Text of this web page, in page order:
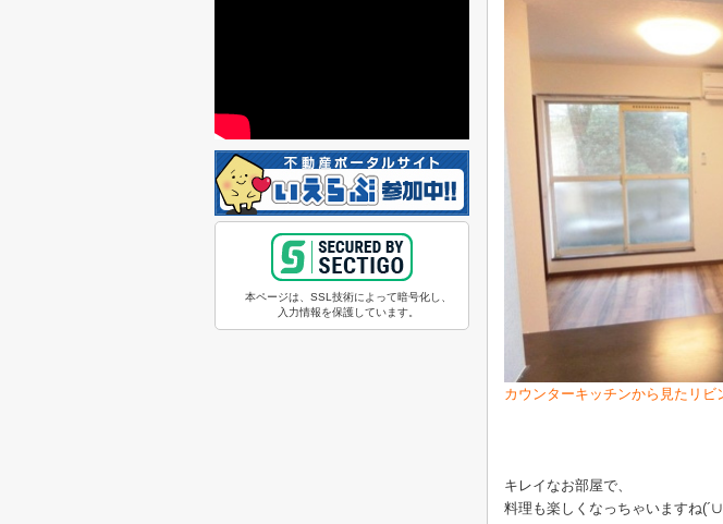
カウンターキッチンから見たリビ
キレイなお部屋で、
料理も楽しくなっちゃいますね
本ページは、SSL技術によって暗号化し、
入力情報を保護しています。